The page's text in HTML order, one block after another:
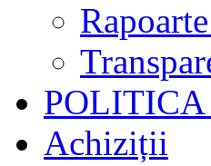
Achiziții